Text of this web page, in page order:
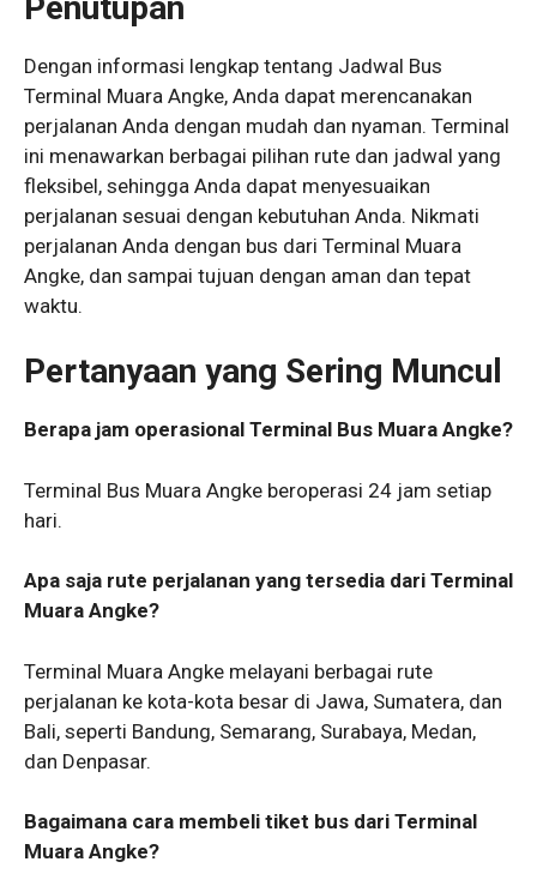
Dengan informasi lengkap tentang Jadwal Bus
Terminal Muara Angke, Anda dapat merencanakan
perjalanan Anda dengan mudah dan nyaman. Terminal
ini menawarkan berbagai pilihan rute dan jadwal yang
fleksibel, sehingga Anda dapat menyesuaikan
perjalanan sesuai dengan kebutuhan Anda. Nikmati
perjalanan Anda dengan bus dari Terminal Muara
Angke, dan sampai tujuan dengan aman dan tepat
waktu.
Pertanyaan yang Sering Muncul
Berapa jam operasional Terminal Bus Muara Angke?
Terminal Bus Muara Angke beroperasi 24 jam setiap
hari.
Apa saja rute perjalanan yang tersedia dari Terminal
Muara Angke?
Terminal Muara Angke melayani berbagai rute
perjalanan ke kota-kota besar di Jawa, Sumatera, dan
Bali, seperti Bandung, Semarang, Surabaya, Medan,
dan Denpasar.
Bagaimana cara membeli tiket bus dari Terminal
Muara Angke?